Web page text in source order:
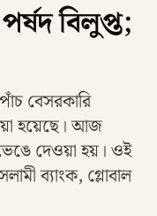
বিলুপ্ত;
বেসরকারি
হয়েছে। আজ
দেওয়া হয়। ওই
ব্যাংক, গ্লোবাল